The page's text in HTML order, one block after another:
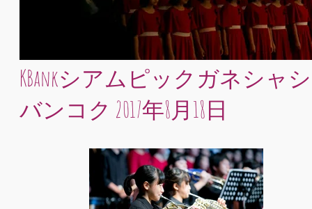
KBankシアムピックガネシャ
バンコク 2017年8月18日